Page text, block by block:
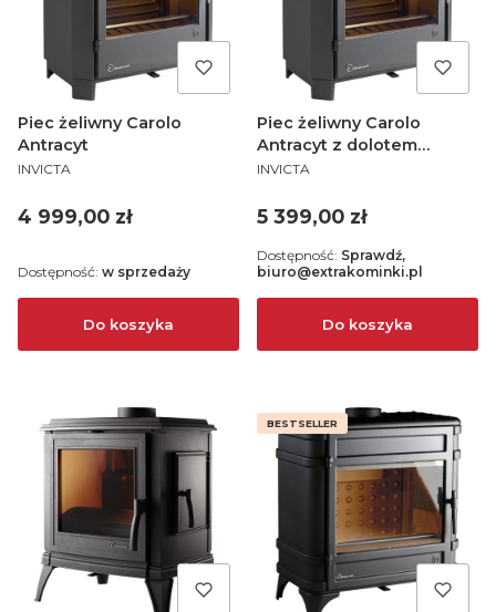
Piec żeliwny Carolo
Antracyt
PRODUCENT
INVICTA
Cena
4 999,00 zł
Do koszyka
Dostępność: w sprzedaży
Piec żeliwny Carolo
Antracyt z dolotem
powietrza
PRODUCENT
INVICTA
Cena
5 399,00 zł
Do koszyka
Dostępność: Sprawdź,
biuro@extrakominki.pl
BESTSELLER